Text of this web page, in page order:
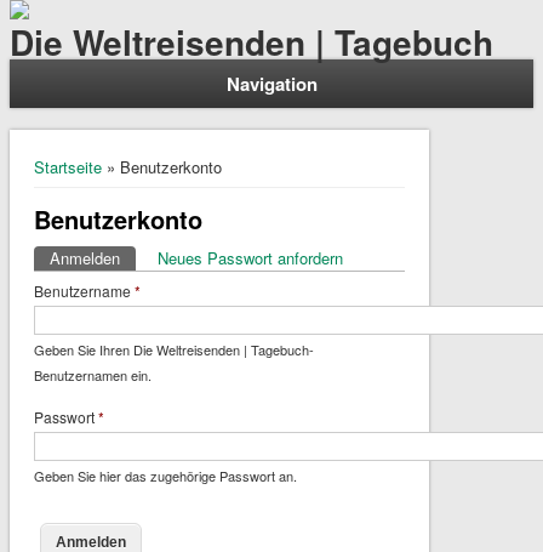
Die Weltreisenden | Tagebuch
Navigation
Sie sind hier
Startseite» Benutzerkonto
Benutzerkonto
Haupt-Reiter
Anmelden(aktiver Reiter)
Neues Passwort anfordern
Benutzername*
Geben Sie Ihren Die Weltreisenden | Tagebuch-
Benutzernamen ein.
Passwort*
Geben Sie hier das zugehörige Passwort an.